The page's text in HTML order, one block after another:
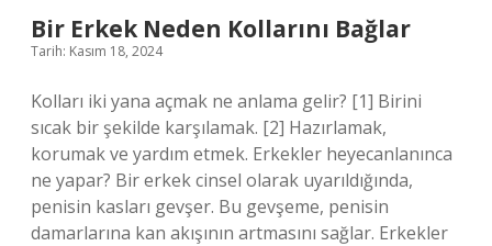
Bir Erkek Neden Kollarını Bağlar
Tarih: Kasım 18, 2024
Kolları iki yana açmak ne anlama gelir? [1] Birini
sıcak bir şekilde karşılamak. [2] Hazırlamak,
korumak ve yardım etmek. Erkekler heyecanlanınca
ne yapar? Bir erkek cinsel olarak uyarıldığında,
penisin kasları gevşer. Bu gevşeme, penisin
damarlarına kan akışının artmasını sağlar. Erkekler